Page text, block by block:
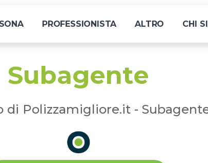
PROFESSIONISTA ALTRO CHI
Subagente
di Polizzamigliore.it -